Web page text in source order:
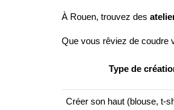
À Rouen, trouvez des
Que vous rêviez de coudre
Type de
Créer son haut (blouse, t-